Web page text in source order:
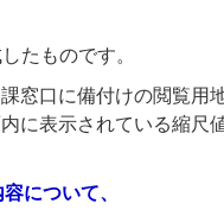
たものです。
窓口に備付けの閲覧用
に表示されている縮尺
について、